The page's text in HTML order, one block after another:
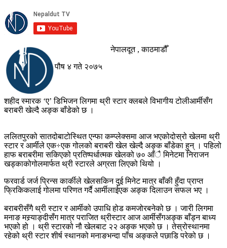
नेपालदूत , काठमाडौँ
पौष ४ गते २०७५
शहीद स्मारक ‘ए’ डिभिजन लिगमा थ्री स्टार क्लबले विभागीय टोलीआर्मीसँग
बराबरी खेल्दै अङ्क बाँडेको छ ।
ललितपुरको सातदोबाटोस्थित एन्फा कम्प्लेक्समा आज भएकोदोस्रो खेलमा थ्री
स्टार र आर्मीले एक÷एक गोलको बराबरी खेल खेल्दै अङ्क बाँडेका हुन् । पहिलो
हाफ बराबरीमा सकिएको प्रतिष्पर्धात्मक खेलको ७० आँै मिनेटमा निराजन
खड्काकोगोलमार्फत थ्री स्टारले अग्रता लिएको थियो ।
फरवार्ड जर्ज प्रिन्स कार्कीले खेलसकिन दुई मिनेट मात्र बाँकी हुँदा प्राप्त
फ्रिकिकलाई गोलमा परिणत गर्दै आर्मीलाईएक अङ्क दिलाउन सफल भए ।
बराबरीसँगै थ्री स्टार र आर्मीको उपाधि होड कमजोरबनेको छ । जारी लिगमा
मनाङ मस्र्याङ्दीसँग मात्र पराजित थ्रीस्टार आज आर्मीसँगअङ्क बाँड्न बाध्य
भएको हो । थ्री स्टारको नौ खेलबाट २२ अङ्क भएको छ । तेस्रोस्थानमा
रहेको थ्री स्टार शीर्ष स्थानको मनाङभन्दा पाँच अङ्कले पछाडि परेको छ ।